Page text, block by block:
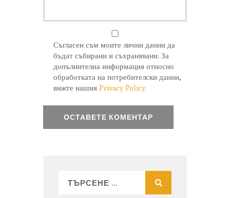
Съгласен съм моите лични данни да
бъдат събирани и съхранявани. За
допълнителна информация относно
обработката на потребителски данни,
вижте нашияPrivacy Policy.